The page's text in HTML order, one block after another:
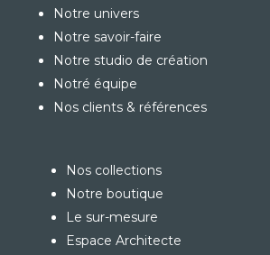
Notre univers
Notre savoir-faire
Notre studio de création
Notré équipe
Nos clients & références
Nos collections
Notre boutique
Le sur-mesure
Espace Architecte